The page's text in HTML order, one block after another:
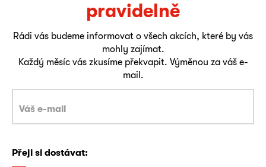
pravidelně
Rádi vás budeme informovat o všech akcích, které by vás
mohly zajímat.
Každý měsíc vás zkusíme překvapit. Výměnou za váš e-
mail.
Přeji si dostávat: